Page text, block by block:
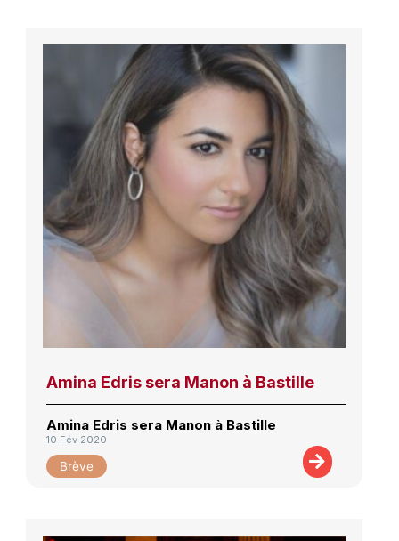
Amina Edris sera Manon à Bastille
Amina Edris sera Manon à Bastille
10 Fév 2020
Brève